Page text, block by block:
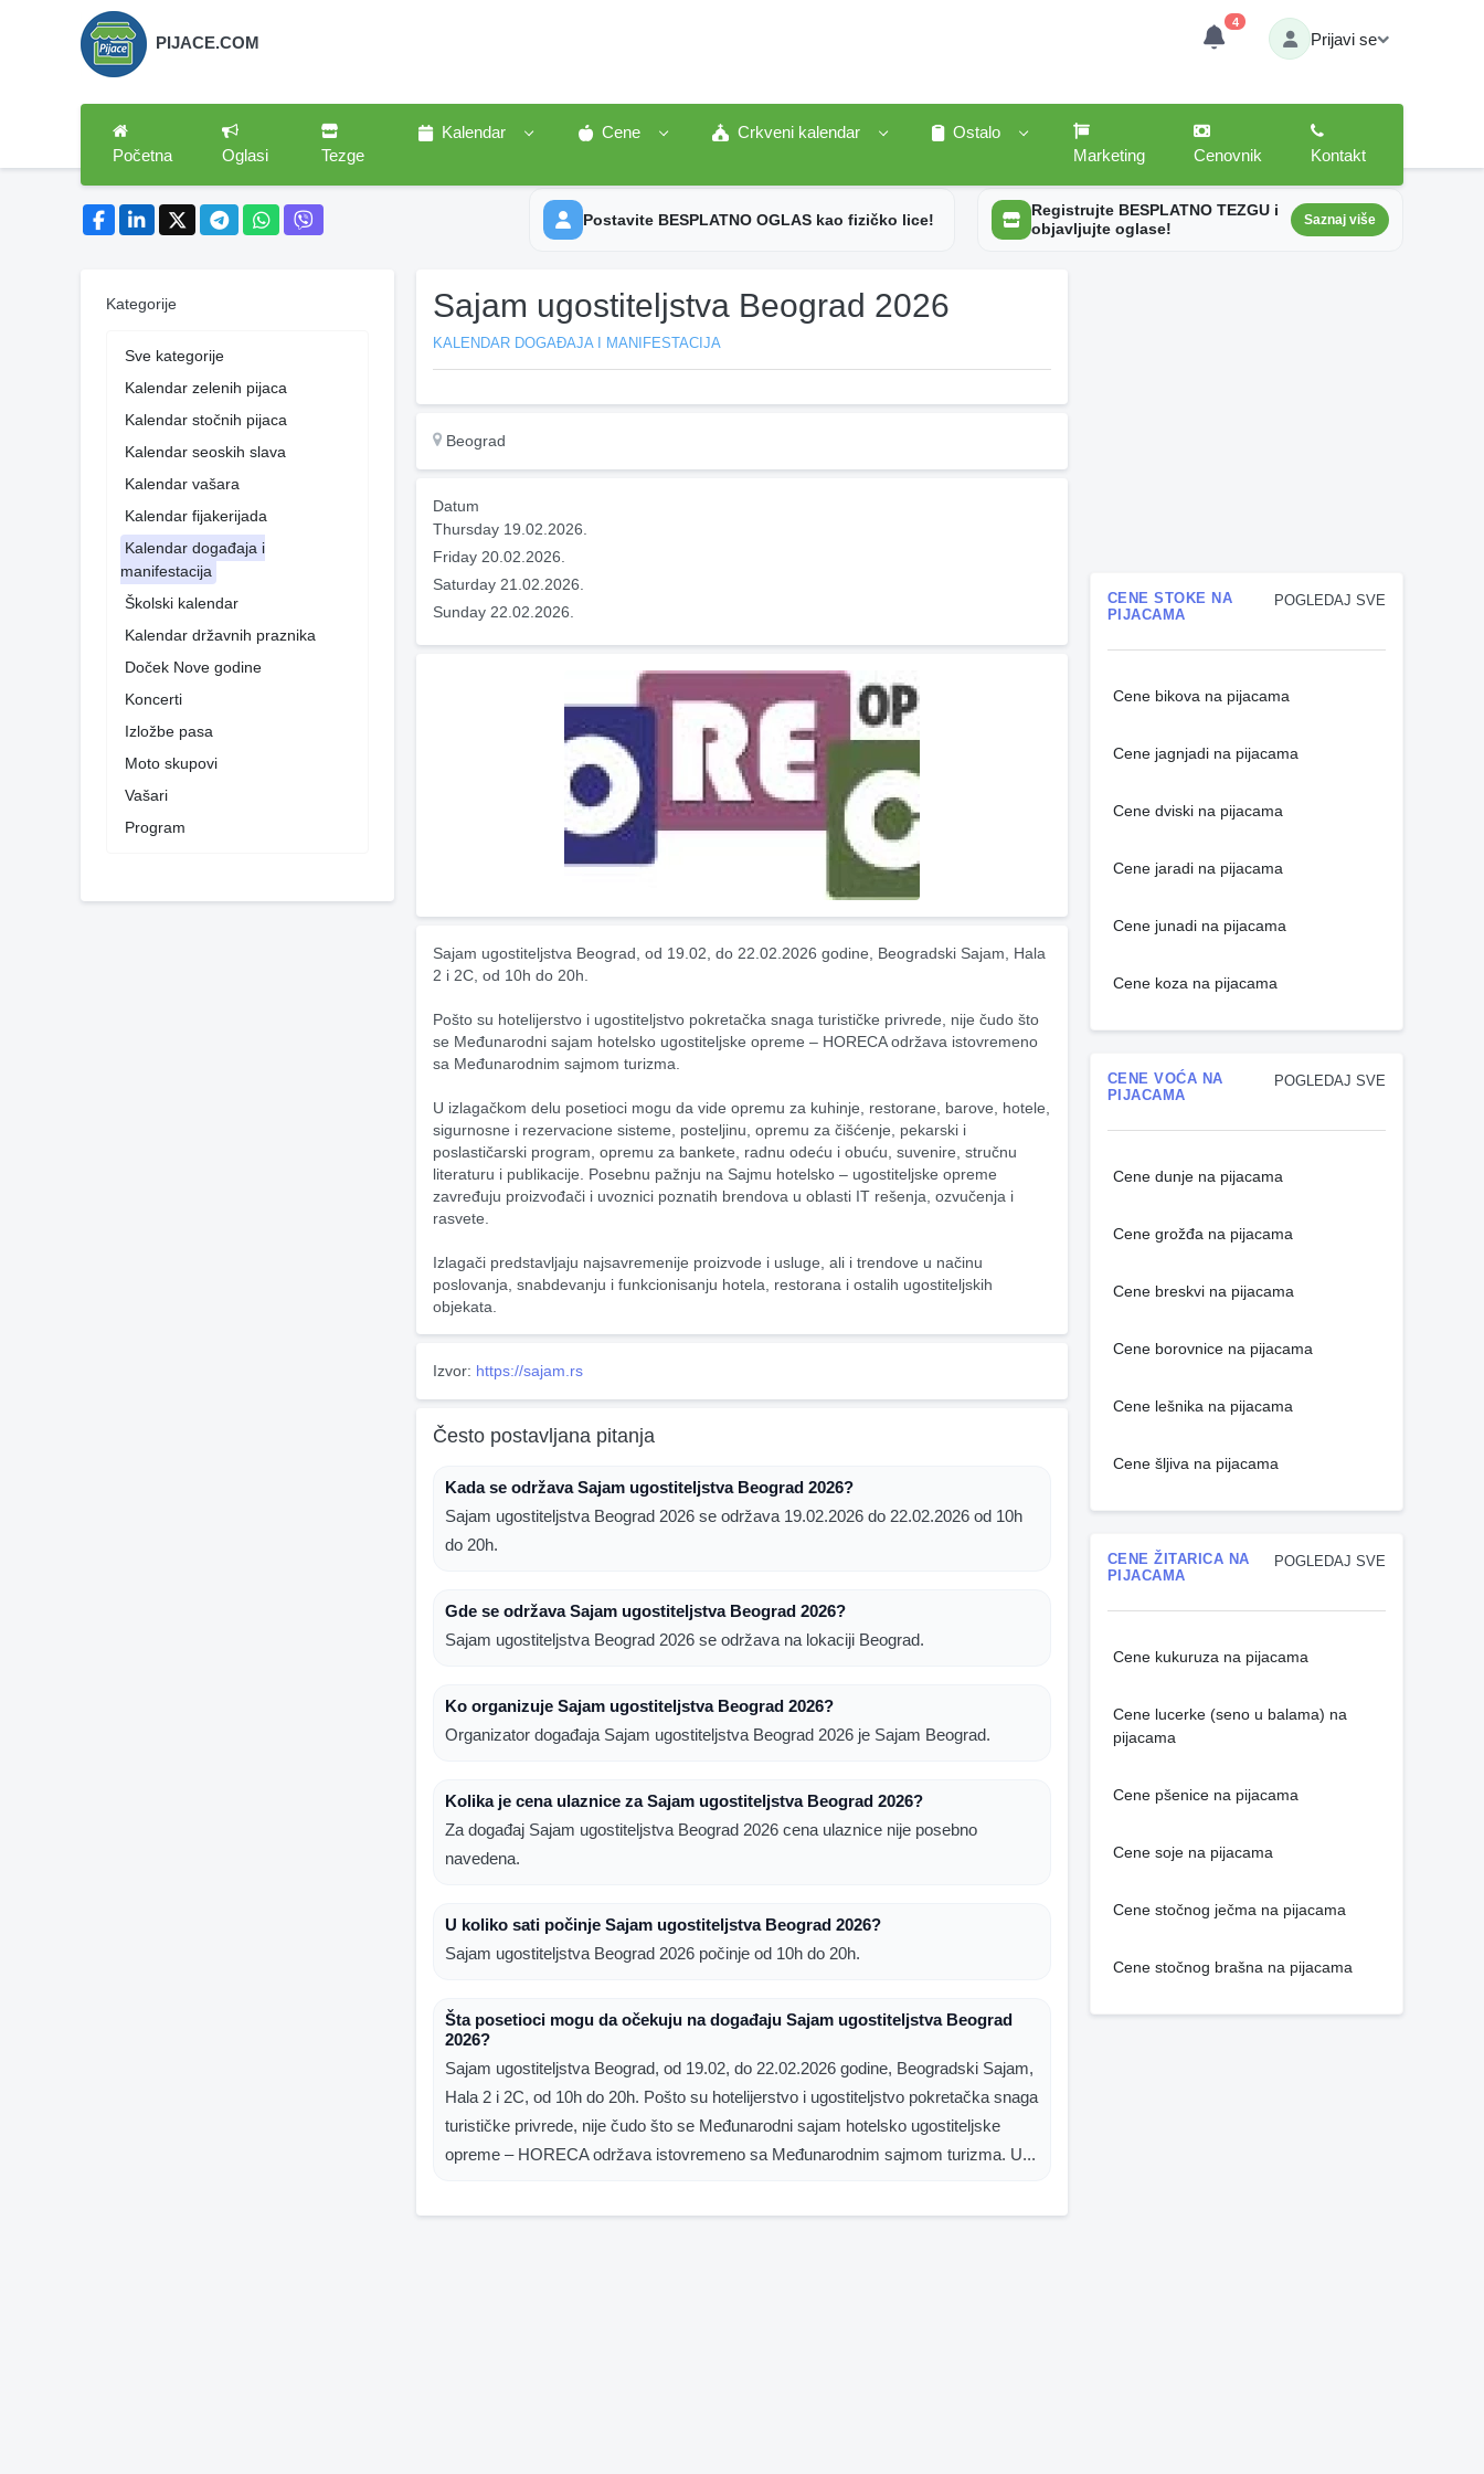
PIJACE.COM
4
Prijavi se
Početna Oglasi Tezge
Kalendar Cene Crkveni kalendar
Ostalo
Marketing
Cenovnik Kontakt
Postavite BESPLATNO OGLAS kao fizičko lice!
Registrujte BESPLATNO TEZGU i
objavljujte oglase!
Saznaj više
Kategorije
Sve kategorije
Kalendar zelenih pijaca
Kalendar stočnih pijaca
Kalendar seoskih slava
Kalendar vašara
Kalendar fijakerijada
Kalendar događaja i
manifestacija
Školski kalendar
Kalendar državnih praznika
Doček Nove godine
Koncerti
Izložbe pasa
Moto skupovi
Vašari
Program
Sajam ugostiteljstva Beograd 2026
KALENDAR DOGAĐAJA I MANIFESTACIJA
Beograd
Datum
Thursday 19.02.2026.
Friday 20.02.2026.
Saturday 21.02.2026.
Sunday 22.02.2026.
Sajam ugostiteljstva Beograd, od 19.02, do 22.02.2026 godine, Beogradski Sajam, Hala
2 i 2C, od 10h do 20h.
Pošto su hotelijerstvo i ugostiteljstvo pokretačka snaga turističke privrede, nije čudo što
se Međunarodni sajam hotelsko ugostiteljske opreme – HORECA održava istovremeno
sa Međunarodnim sajmom turizma.
U izlagačkom delu posetioci mogu da vide opremu za kuhinje, restorane, barove, hotele,
sigurnosne i rezervacione sisteme, posteljinu, opremu za čišćenje, pekarski i
poslastičarski program, opremu za bankete, radnu odeću i obuću, suvenire, stručnu
literaturu i publikacije. Posebnu pažnju na Sajmu hotelsko – ugostiteljske opreme
zavređuju proizvođači i uvoznici poznatih brendova u oblasti IT rešenja, ozvučenja i
rasvete.
Izlagači predstavljaju najsavremenije proizvode i usluge, ali i trendove u načinu
poslovanja, snabdevanju i funkcionisanju hotela, restorana i ostalih ugostiteljskih
objekata.
Izvor: https://sajam.rs
Često postavljana pitanja
Kada se održava Sajam ugostiteljstva Beograd 2026?
Sajam ugostiteljstva Beograd 2026 se održava 19.02.2026 do 22.02.2026 od 10h
do 20h.
Gde se održava Sajam ugostiteljstva Beograd 2026?
Sajam ugostiteljstva Beograd 2026 se održava na lokaciji Beograd.
Ko organizuje Sajam ugostiteljstva Beograd 2026?
Organizator događaja Sajam ugostiteljstva Beograd 2026 je Sajam Beograd.
Kolika je cena ulaznice za Sajam ugostiteljstva Beograd 2026?
Za događaj Sajam ugostiteljstva Beograd 2026 cena ulaznice nije posebno
navedena.
U koliko sati počinje Sajam ugostiteljstva Beograd 2026?
Sajam ugostiteljstva Beograd 2026 počinje od 10h do 20h.
Šta posetioci mogu da očekuju na događaju Sajam ugostiteljstva Beograd
2026?
Sajam ugostiteljstva Beograd, od 19.02, do 22.02.2026 godine, Beogradski Sajam,
Hala 2 i 2C, od 10h do 20h. Pošto su hotelijerstvo i ugostiteljstvo pokretačka snaga
turističke privrede, nije čudo što se Međunarodni sajam hotelsko ugostiteljske
opreme – HORECA održava istovremeno sa Međunarodnim sajmom turizma. U...
POGLEDAJ SVE
CENE STOKE NA
PIJACAMA
Cene bikova na pijacama
Cene jagnjadi na pijacama
Cene dviski na pijacama
Cene jaradi na pijacama
Cene junadi na pijacama
Cene koza na pijacama
POGLEDAJ SVE
CENE VOĆA NA
PIJACAMA
Cene dunje na pijacama
Cene grožđa na pijacama
Cene breskvi na pijacama
Cene borovnice na pijacama
Cene lešnika na pijacama
Cene šljiva na pijacama
POGLEDAJ SVE
CENE ŽITARICA NA
PIJACAMA
Cene kukuruza na pijacama
Cene lucerke (seno u balama) na
pijacama
Cene pšenice na pijacama
Cene soje na pijacama
Cene stočnog ječma na pijacama
Cene stočnog brašna na pijacama